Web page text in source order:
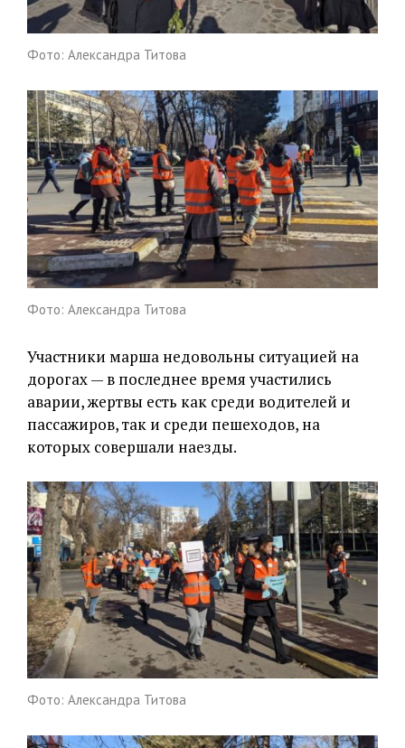
Фото: Александра Титова
Фото: Александра Титова
Участники марша недовольны ситуацией на
дорогах — в последнее время участились
аварии, жертвы есть как среди водителей и
пассажиров, так и среди пешеходов, на
которых совершали наезды.
Фото: Александра Титова